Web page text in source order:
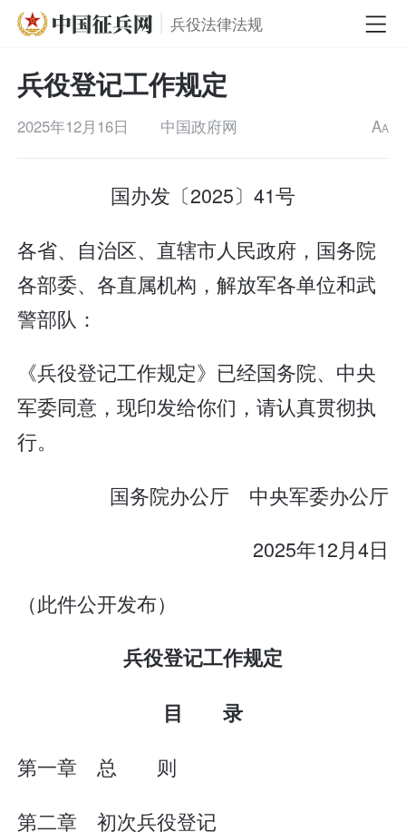
兵役法律法规
兵役登记工作规定
2025年12月16日 中国政府网 AA
国办发〔2025〕41号
各省、自治区、直辖市人民政府，国务院
各部委、各直属机构，解放军各单位和武
警部队：
《兵役登记工作规定》已经国务院、中央
军委同意，现印发给你们，请认真贯彻执
行。
国务院办公厅 中央军委办公厅
2025年12月4日
（此件公开发布）
兵役登记工作规定
目 录
第一章 总 则
第二章 初次兵役登记